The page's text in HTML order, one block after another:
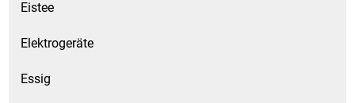
Eistee
Elektrogeräte
Essig